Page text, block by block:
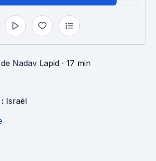
de Nadav Lapid · 17 min
Israël